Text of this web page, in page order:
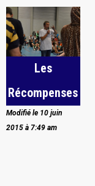
Les
Récompenses
Modifié le 10 juin
2015 à 7:49 am